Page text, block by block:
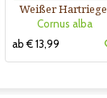
Weißer
Cornus alba
ab € 13,99